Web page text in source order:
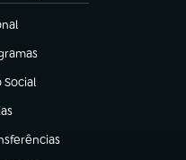
aba)
aba)
Social
aba)
nova aba)